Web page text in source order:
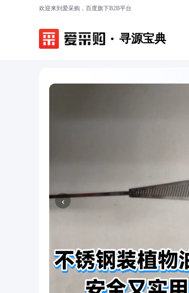
欢迎来到爱采购，百度旗下B2B平台
寻源宝典
‹